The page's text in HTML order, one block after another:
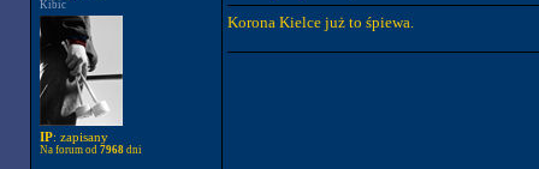
Kibic
IP: zapisany
Na forum od 7968dni
Korona Kielce już to śpiewa.